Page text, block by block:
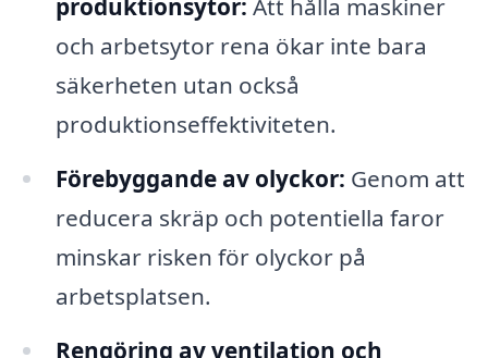
produktionsytor: Att hålla maskiner
och arbetsytor rena ökar inte bara
säkerheten utan också
produktionseffektiviteten.
Förebyggande av olyckor: Genom att
reducera skräp och potentiella faror
minskar risken för olyckor på
arbetsplatsen.
Rengöring av ventilation och